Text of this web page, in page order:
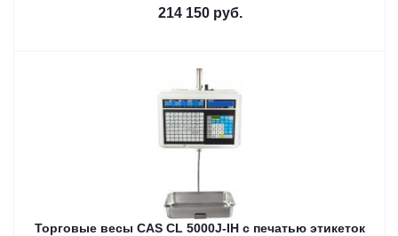
214 150руб.
Торговые весы CAS CL 5000J-IH с печатью этикеток